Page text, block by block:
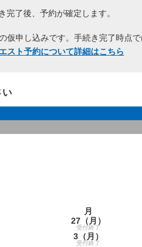
完了後、予約が確定します。
仮申し込みです。手続き完了時点
スト予約について詳細はこちら
い
月
27 （月）
受付終了
3 （月）
受付終了